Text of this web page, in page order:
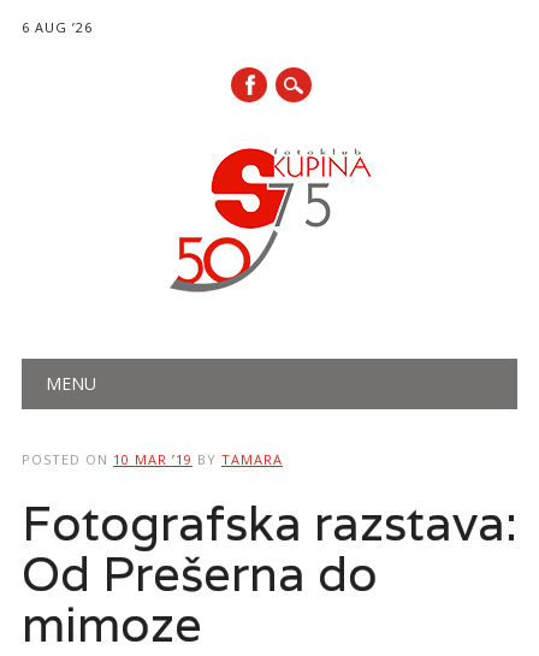
6 AUG ’26
Main menu
MENU
POSTED ON 10 MAR ’19 BY TAMARA
Fotografska razstava:
Od Prešerna do
mimoze